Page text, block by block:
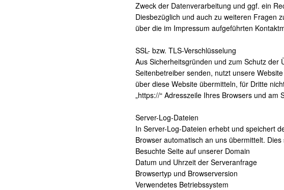
Zweck der Datenverarbeitung und ggf. ein
Diesbezüglich und auch zu weiteren Fragen
über die im Impressum aufgeführten
SSL- bzw. TLS-Verschlüsselung
Aus Sicherheitsgründen und zum Schutz
Seitenbetreiber senden, nutzt unsere
über diese Website übermitteln, für Dritte
„https://“ Adresszeile Ihres Browsers und am
Server-Log-Dateien
In Server-Log-Dateien erhebt und speichert
Browser automatisch an uns übermittelt. Dies
Besuchte Seite auf unserer Domain
Datum und Uhrzeit der Serveranfrage
Browsertyp und Browserversion
Verwendetes Betriebssystem